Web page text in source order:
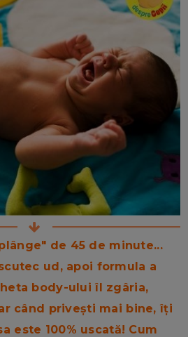
de 45 de minute...
ud, apoi formula a
body-ului îl zgâria,
când privești mai bine, îți
este 100% uscată! Cum